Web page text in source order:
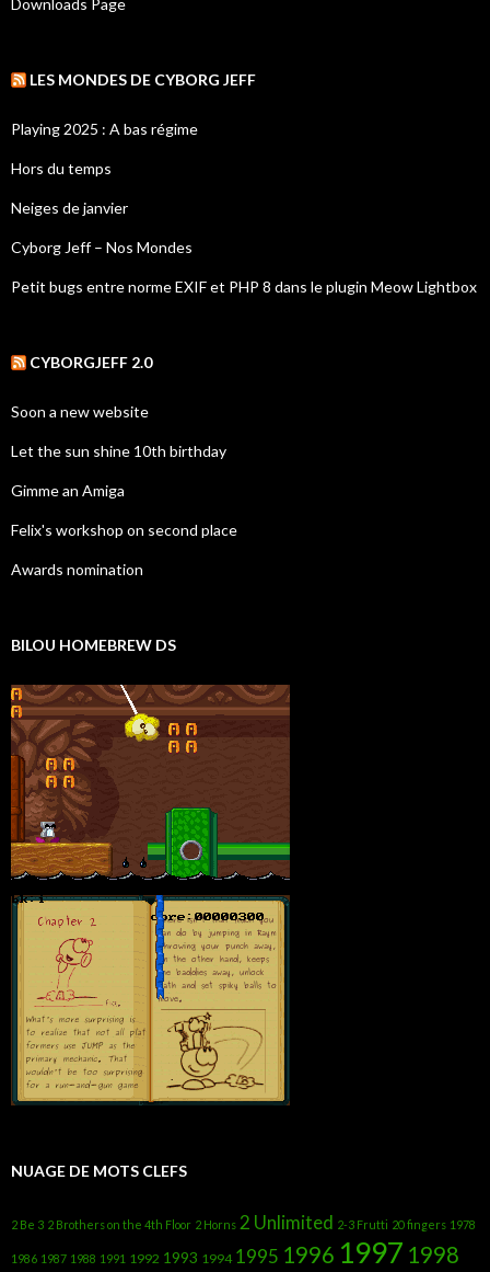
Downloads Page
LES MONDES DE CYBORG JEFF
Playing 2025 : A bas régime
Hors du temps
Neiges de janvier
Cyborg Jeff – Nos Mondes
Petit bugs entre norme EXIF et PHP 8 dans le plugin Meow Lightbox
CYBORGJEFF 2.0
Soon a new website
Let the sun shine 10th birthday
Gimme an Amiga
Felix's workshop on second place
Awards nomination
BILOU HOMEBREW DS
NUAGE DE MOTS CLEFS
2 Be 3 2 Brothers on the 4th Floor 2 Horns 2 Unlimited 2-3 Frutti 20 fingers 1978
1986 1987 1988 1991 1992 1993 1994 1995 1996 1997 1998